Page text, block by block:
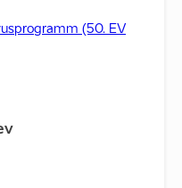
(50. EV